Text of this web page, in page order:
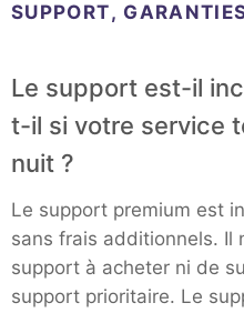
SUPPORT,
Le support est-il
t-il si votre service
nuit ?
Le support premium est
sans frais additionnels. Il
support à acheter ni de
support prioritaire. Le